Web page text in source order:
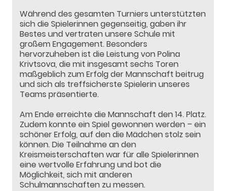
Während des gesamten Turniers unterstützten
sich die Spielerinnen gegenseitig, gaben ihr
Bestes und vertraten unsere Schule mit
großem Engagement. Besonders
hervorzuheben ist die Leistung von Polina
Krivtsova, die mit insgesamt sechs Toren
maßgeblich zum Erfolg der Mannschaft beitrug
und sich als treffsicherste Spielerin unseres
Teams präsentierte.
Am Ende erreichte die Mannschaft den 14. Platz.
Zudem konnte ein Spiel gewonnen werden – ein
schöner Erfolg, auf den die Mädchen stolz sein
können. Die Teilnahme an den
Kreismeisterschaften war für alle Spielerinnen
eine wertvolle Erfahrung und bot die
Möglichkeit, sich mit anderen
Schulmannschaften zu messen.